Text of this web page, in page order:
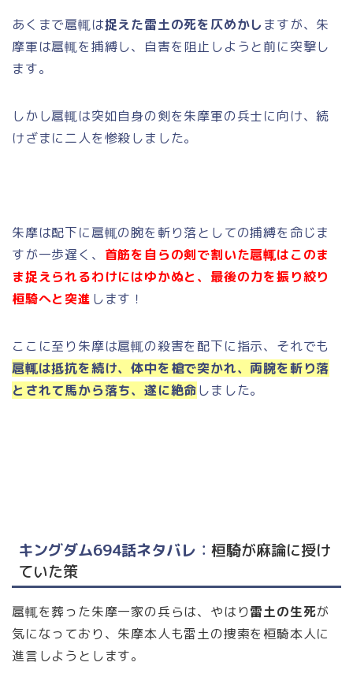
あくまで扈輒は捉えた雷土の死を仄めかし ますが、朱
摩軍は扈輒を捕縛し、自害を阻止しようと前に突撃し
ます。
しかし扈輒は突如自身の剣を朱摩軍の兵士に向け、続
けざまに二人を惨殺しました。
朱摩は配下に扈輒の腕を斬り落としての捕縛を命じま
すが一歩遅く、 首筋を自らの剣で割いた扈輒はこのま
ま捉えられるわけにはゆかぬと、最後の力を振り絞り
桓騎へと突進 します！
ここに至り朱摩は扈輒の殺害を配下に指示、それでも
扈輒は抵抗を続け、体中を槍で突かれ、両腕を斬り落
とされて馬から落ち、遂に絶命しました。
キングダム694話ネタバレ ： 桓騎が麻論に授け
ていた策
扈輒を葬った朱摩一家の兵らは、やはり雷土の生死が
気になっており、朱摩本人も雷土の捜索を桓騎本人に
進言しようとします。